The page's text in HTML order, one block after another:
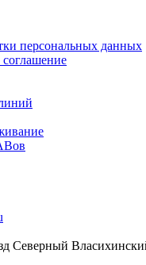
персональных данных
соглашение
Северный